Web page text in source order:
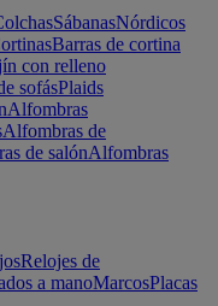
SábanasNórdicos
Barras de cortina
con relleno
sofásPlaids
Alfombras
Alfombras de
de salónAlfombras
Relojes de
a manoMarcosPlacas